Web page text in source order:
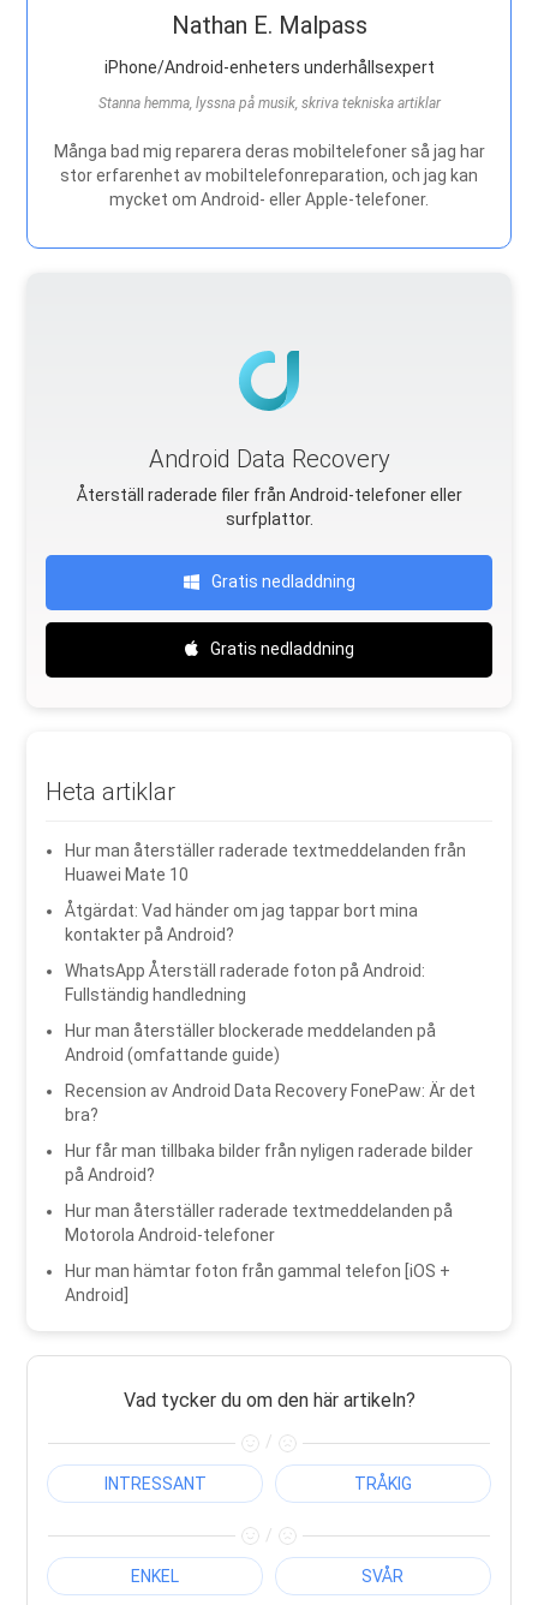
Nathan E. Malpass
iPhone/Android-enheters underhållsexpert
Stanna hemma, lyssna på musik, skriva tekniska artiklar
Många bad mig reparera deras mobiltelefoner så jag har
stor erfarenhet av mobiltelefonreparation, och jag kan
mycket om Android- eller Apple-telefoner.
Android Data Recovery
Återställ raderade filer från Android-telefoner eller
surfplattor.
Gratis nedladdning
Gratis nedladdning
Heta artiklar
Hur man återställer raderade textmeddelanden från
Huawei Mate 10
Åtgärdat: Vad händer om jag tappar bort mina
kontakter på Android?
WhatsApp Återställ raderade foton på Android:
Fullständig handledning
Hur man återställer blockerade meddelanden på
Android (omfattande guide)
Recension av Android Data Recovery FonePaw: Är det
bra?
Hur får man tillbaka bilder från nyligen raderade bilder
på Android?
Hur man återställer raderade textmeddelanden på
Motorola Android-telefoner
Hur man hämtar foton från gammal telefon [iOS +
Android]
Vad tycker du om den här artikeln?
/
INTRESSANT TRÅKIG
/
ENKEL SVÅR